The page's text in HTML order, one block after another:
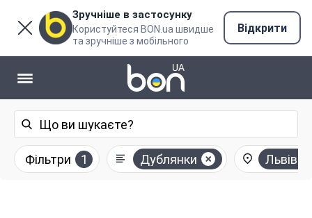
Зручніше в застосунку
Користуйтеся BON.ua швидше
та зручніше з мобільного
Відкрити
Фільтри 1 Дублянки Львів